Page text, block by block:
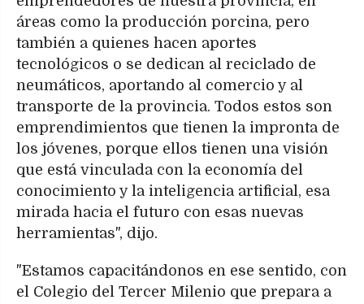
áreas como la producción porcina, pero
también a quienes hacen aportes
tecnológicos o se dedican al reciclado de
neumáticos, aportando al comercio y al
transporte de la provincia. Todos estos son
emprendimientos que tienen la impronta de
los jóvenes, porque ellos tienen una visión
que está vinculada con la economía del
conocimiento y la inteligencia artificial, esa
mirada hacia el futuro con esas nuevas
herramientas", dijo.
"Estamos capacitándonos en ese sentido, con
el Colegio del Tercer Milenio que prepara a